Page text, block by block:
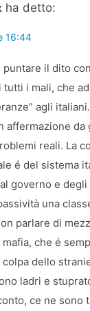
ha detto:
16:44
puntare il dito
tutti i mali, che
agli
affermazione da
reali. La
é del sistema
governo e degli
una
parlare di
che é
colpa dello
ladri e
ce ne sono